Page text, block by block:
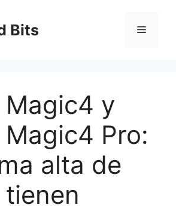
Bits Menú
Magic4 y
Pro:
alta de